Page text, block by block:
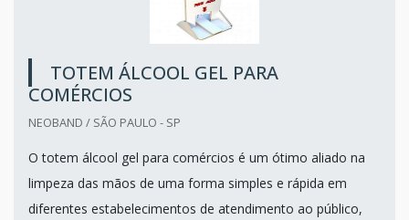
TOTEM ÁLCOOL GEL PARA
COMÉRCIOS
NEOBAND / SÃO PAULO - SP
O totem álcool gel para comércios é um ótimo aliado na
limpeza das mãos de uma forma simples e rápida em
diferentes estabelecimentos de atendimento ao público,